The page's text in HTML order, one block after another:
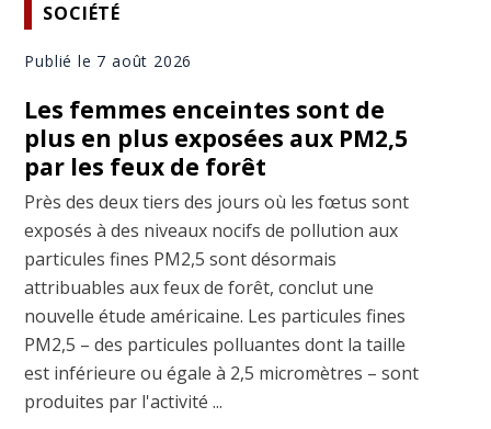
SOCIÉTÉ
Publié le 7 août 2026
Les femmes enceintes sont de
plus en plus exposées aux PM2,5
par les feux de forêt
Près des deux tiers des jours où les fœtus sont
exposés à des niveaux nocifs de pollution aux
particules fines PM2,5 sont désormais
attribuables aux feux de forêt, conclut une
nouvelle étude américaine. Les particules fines
PM2,5 – des particules polluantes dont la taille
est inférieure ou égale à 2,5 micromètres – sont
produites par l'activité ...